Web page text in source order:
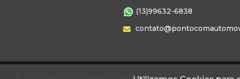
(13)99632-6838